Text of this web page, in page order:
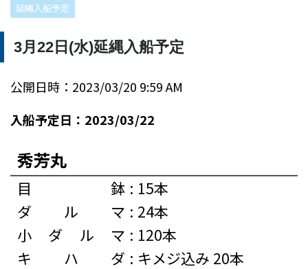
延縄入船予定
3月22日(水)延縄入船予定
公開日時：2023/03/20 9:59 AM
入船予定日：2023/03/22
秀芳丸
目鉢 : 15本
ダルマ : 24本
小ダルマ : 120本
キハダ : キメジ込み 20本